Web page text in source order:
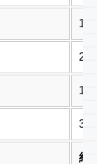
12
22
13
35
約